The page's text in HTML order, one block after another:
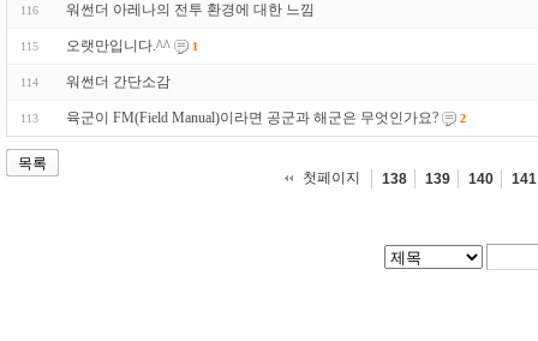
116 워썬더 아레나의 전투 환경에 대한 느낌
115 오랫만입니다.^^ 1
114 워썬더 간단소감
113 육군이 FM(Field Manual)이라면 공군과 해군은 무엇인가요? 2
목록
첫페이지
138 139 140 141